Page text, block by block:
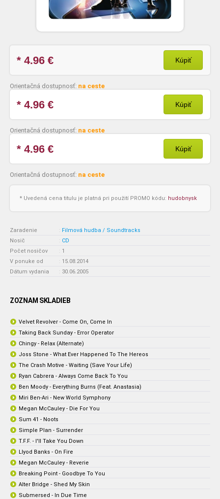
* 4.96 € Kúpiť
Orientačná dostupnosť: na ceste
* 4.96 € Kúpiť
Orientačná dostupnosť: na ceste
* 4.96 € Kúpiť
Orientačná dostupnosť: na ceste
* Uvedená cena titulu je platná pri použití PROMO kódu: hudobnysk
Zaradenie : Filmová hudba / Soundtracks
Nosič
: CD
Počet nosičov
: 1
V ponuke od
: 15.08.2014
Dátum vydania
: 30.06.2005
ZOZNAM SKLADIEB
Velvet Revolver - Come On, Come In
Taking Back Sunday - Error Operator
Chingy - Relax (Alternate)
Joss Stone - What Ever Happened To The Hereos
The Crash Motive - Waiting (Save Your Life)
Ryan Cabrera - Always Come Back To You
Ben Moody - Everything Burns (Feat. Anastasia)
Miri Ben-Ari - New World Symphony
Megan McCauley - Die For You
Sum 41 - Noots
Simple Plan - Surrender
T.F.F. - I'll Take You Down
Llyod Banks - On Fire
Megan McCauley - Reverie
Breaking Point - Goodbye To You
Alter Bridge - Shed My Skin
Submersed - In Due Time